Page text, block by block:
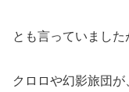
とも言っていまし
クロロや幻影旅団